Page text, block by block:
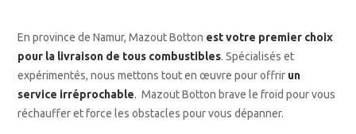
En province de Namur, Mazout Botton est votre premier choix
pour la livraison de tous combustibles. Spécialisés et
expérimentés, nous mettons tout en œuvre pour offrir un
service irréprochable. Mazout Botton brave le froid pour vous
réchauffer et force les obstacles pour vous dépanner.